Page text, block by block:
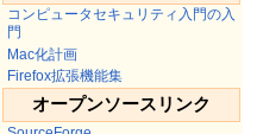
コンピュータセキュリティ入門の入
門
Mac化計画
Firefox拡張機能集
オープンソースリンク